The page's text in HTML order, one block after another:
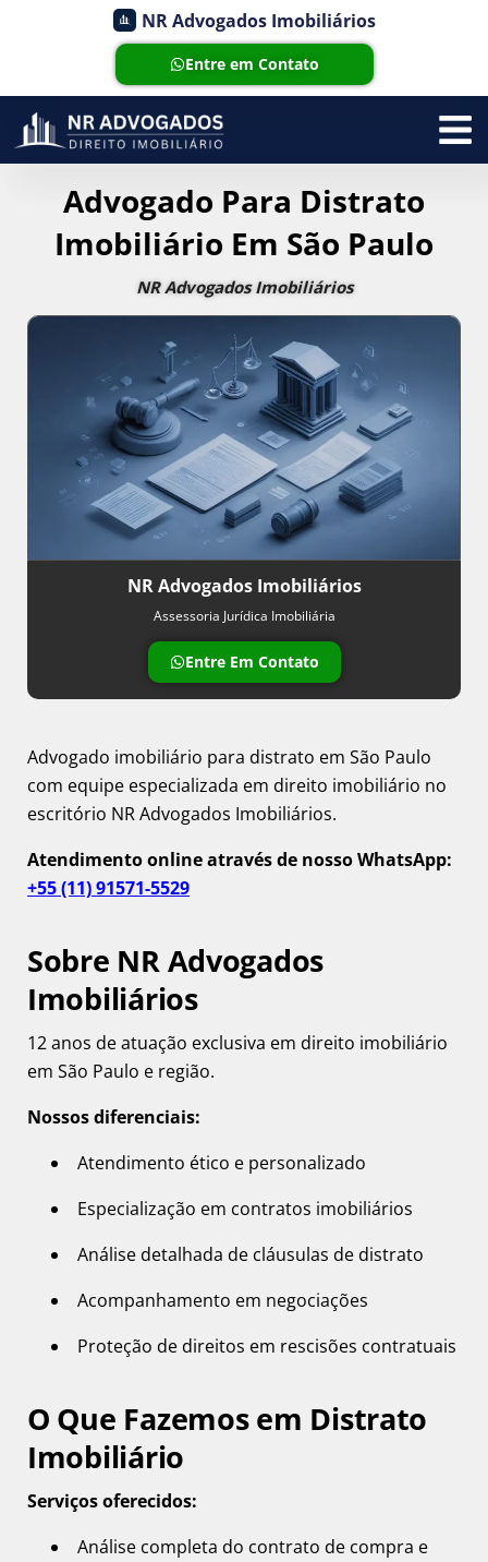
NR Advogados Imobiliários
Entre em Contato
Advogado Para Distrato
Imobiliário Em São Paulo
NR Advogados Imobiliários
NR Advogados Imobiliários
Assessoria Jurídica Imobiliária
Entre Em Contato
Advogado imobiliário para distrato em São Paulo
com equipe especializada em direito imobiliário no
escritório NR Advogados Imobiliários.
Atendimento online através de nosso WhatsApp:
+55 (11) 91571-5529
Sobre NR Advogados
Imobiliários
12 anos de atuação exclusiva em direito imobiliário
em São Paulo e região.
Nossos diferenciais:
Atendimento ético e personalizado
Especialização em contratos imobiliários
Análise detalhada de cláusulas de distrato
Acompanhamento em negociações
Proteção de direitos em rescisões contratuais
O Que Fazemos em Distrato
Imobiliário
Serviços oferecidos:
Análise completa do contrato de compra e